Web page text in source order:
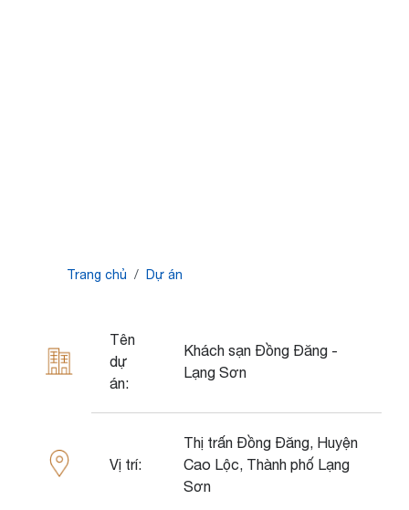
Breadcrumb
Trang chủ Dự án
Tên
dự
án:
Khách sạn Đồng Đăng -
Lạng Sơn
Vị trí:
Thị trấn Đồng Đăng, Huyện
Cao Lộc, Thành phố Lạng
Sơn